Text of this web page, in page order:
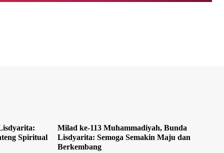
Spiritual
Milad ke-113 Muhammadiyah, Bunda
Lisdyarita: Semoga Semakin Maju dan
Berkembang